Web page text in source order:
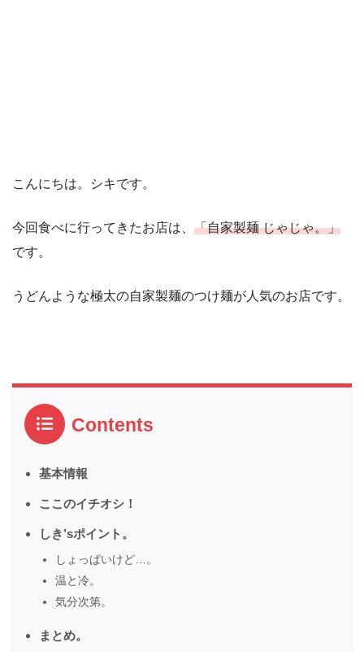
こんにちは。シキです。
今回食べに行ってきたお店は、 「自家製麺 じゃじゃ。」
です。
うどんような極太の自家製麺のつけ麺が人気のお店です。
Contents
基本情報
ここのイチオシ！
しき’sポイント。
しょっぱいけど…。
温と冷。
気分次第。
まとめ。